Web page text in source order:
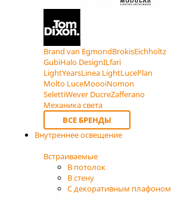
Brand van EgmondBrokisEichholtz
GubiHalo DesignILfari
LightYearsLinea LightLucePlan
Molto LuceMoooiNomon
SelettiWever DucreZafferano
Механика света
ВСЕ БРЕНДЫ
Внутреннее освещение
Встраиваемые
В потолок
В стену
С декоративным плафоном